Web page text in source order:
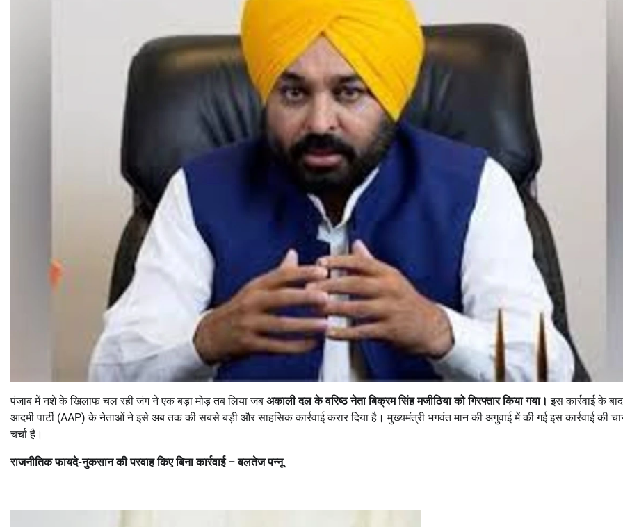
पंजाब में नशे के खिलाफ चल रही जंग ने एक बड़ा मोड़ तब लिया जब अकाली दल के वरिष्ठ नेता बिक्रम सिंह मजीठिया को गिरफ्तार किया गया। इस कार्रवाई के
आदमी पार्टी (AAP) के नेताओं ने इसे अब तक की सबसे बड़ी और साहसिक कार्रवाई करार दिया है। मुख्यमंत्री भगवंत मान की अगुवाई में की गई इस कार्रवाई की
चर्चा है।
राजनीतिक फायदे-नुकसान की परवाह किए बिना कार्रवाई–बलतेज पन्नू